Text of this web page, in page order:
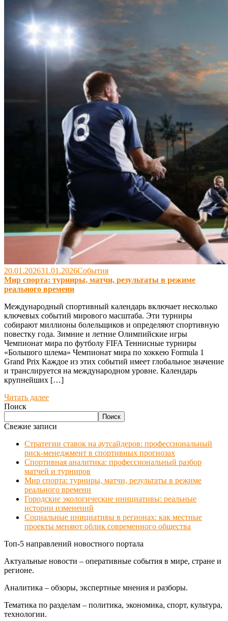
20.01.202631.01.2026События
Мир спорта: турниры, матчи, результаты в режиме
реального времени
Международный спортивный календарь включает несколько
ключевых событий мирового масштаба. Эти турниры
собирают миллионы болельщиков и определяют спортивную
повестку года. Зимние и летние Олимпийские игры
Чемпионат мира по футболу FIFA Теннисные турниры
«Большого шлема» Чемпионат мира по хоккею Formula 1
Grand Prix Каждое из этих событий имеет глобальное значение
и транслируется на международном уровне. Календарь
крупнейших […]
Читать далее
Поиск
Поиск
Свежие записи
Стратегии ставок на аутсайдеров: профессиональный
риск-менеджмент в спортивных прогнозах
Спортивная аналитика: профессиональный разбор
матчей и турниров
Мир спорта: турниры, матчи, результаты в режиме
реального времени
Городские экологические инициативы: реальные
истории изменений
Социальные инициативы в регионах: как местные
проекты меняют облик современного общества
Топ-5 направлений новостного портала
Актуальные новости – оперативные события в мире, стране и
регионе.
Аналитика – обзоры, экспертные мнения и разборы.
Тематика по разделам – политика, экономика, спорт, культура,
технологии.